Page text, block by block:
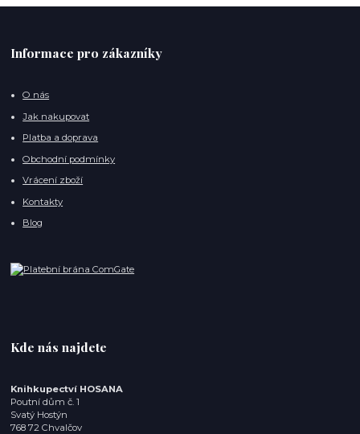
Informace pro zákazníky
O nás
Jak nakupovat
Platba a doprava
Obchodní podmínky
Vrácení zboží
Kontakty
Blog
Kde nás najdete
Knihkupectví HOSANA
Poutní dům č. 1
Svatý Hostýn
768 72 Chvalčov